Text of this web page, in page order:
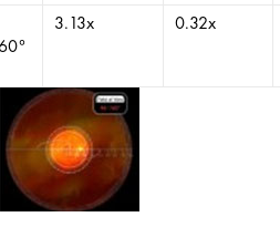
3.13х 0.32х